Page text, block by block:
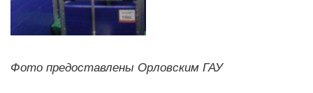
Фото предоставлены Орловским ГАУ